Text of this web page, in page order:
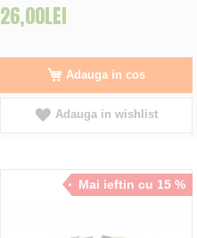
26,00LEI
Adauga in cos
Adauga in wishlist
Mai ieftin cu 15 %